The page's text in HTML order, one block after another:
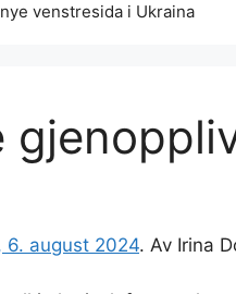
venstresida i Ukraina
6. august 2024. Av Irina